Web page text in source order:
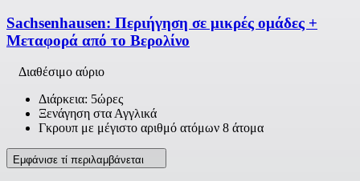
Sachsenhausen: Περιήγηση σε μικρές ομάδες +
Μεταφορά από το Βερολίνο
Διαθέσιμο αύριο
Διάρκεια: 5ώρες
Ξενάγηση στα Αγγλικά
Γκρουπ με μέγιστο αριθμό ατόμων 8 άτομα
Εμφάνισε τί περιλαμβάνεται